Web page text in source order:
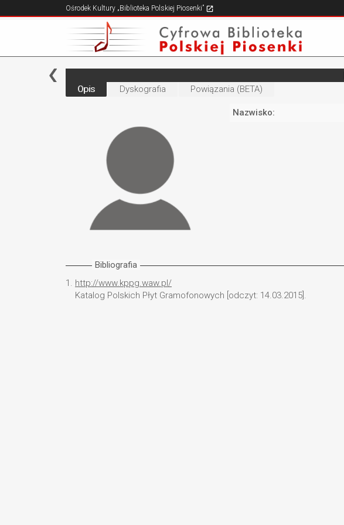
Ośrodek Kultury „Biblioteka Polskiej Piosenki”
Opis Dyskografia Powiązania (BETA)
Nazwisko:
Bibliografia
1. http://www.kppg.waw.pl/
Katalog Polskich Płyt Gramofonowych [odczyt: 14.03.2015].